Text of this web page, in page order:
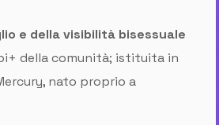
e della visibilità bisessuale
della comunità; istituita in
nato proprio a